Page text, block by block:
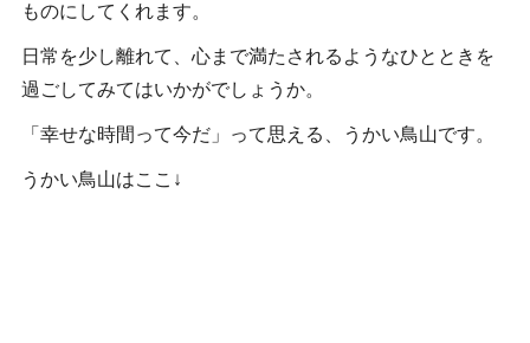
ものにしてくれます。
日常を少し離れて、心まで満たされるようなひとときを
過ごしてみてはいかがでしょうか。
「幸せな時間って今だ」って思える、うかい鳥山です。
うかい鳥山はここ↓